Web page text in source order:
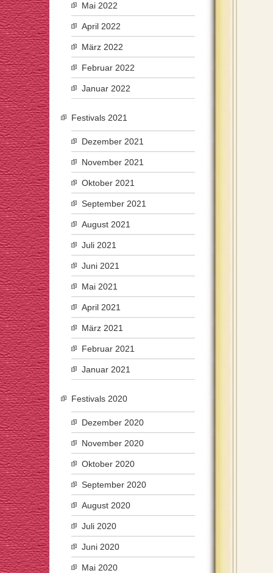
Mai 2022
April 2022
März 2022
Februar 2022
Januar 2022
Festivals 2021
Dezember 2021
November 2021
Oktober 2021
September 2021
August 2021
Juli 2021
Juni 2021
Mai 2021
April 2021
März 2021
Februar 2021
Januar 2021
Festivals 2020
Dezember 2020
November 2020
Oktober 2020
September 2020
August 2020
Juli 2020
Juni 2020
Mai 2020